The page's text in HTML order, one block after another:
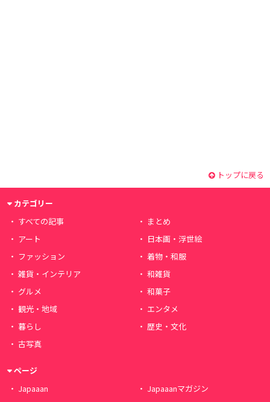
トップに戻る
カテゴリー
すべての記事
まとめ
アート
日本画・浮世絵
ファッション
着物・和服
雑貨・インテリア
和雑貨
グルメ
和菓子
観光・地域
エンタメ
暮らし
歴史・文化
古写真
ページ
Japaaan
Japaaanマガジン